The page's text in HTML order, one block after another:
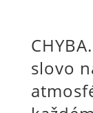
slovo